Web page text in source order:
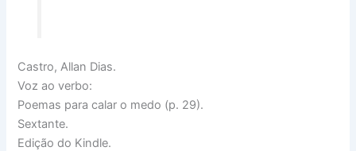
Castro, Allan Dias.
Voz ao verbo:
Poemas para calar o medo (p. 29).
Sextante.
Edição do Kindle.